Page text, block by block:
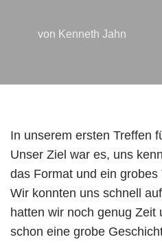
von Kenneth Jahn
In unserem ersten Treffen
Unser Ziel war es, uns
das Format und ein
Wir konnten uns schnell
hatten wir noch genug
schon eine grobe